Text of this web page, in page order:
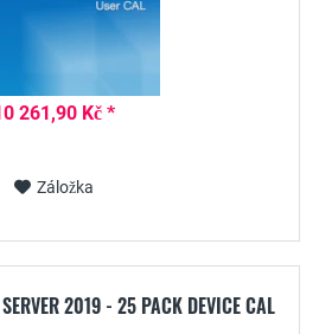
261,90 Kč *
Záložka
2019 - 25 PACK DEVICE CAL